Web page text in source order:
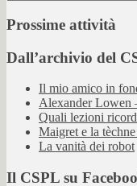
Prossime attività
Dall’archivio del
Il mio amico in
Alexander Lowen
Quali lezioni
Maigret e la
La vanità dei robot
Il CSPL su